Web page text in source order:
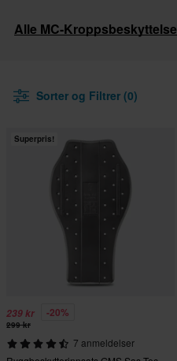
Alle MC-Kroppsbeskyttelse
Sorter og Filtrer (0)
Superpris!
239 kr -20%
299 kr
7 anmeldelser